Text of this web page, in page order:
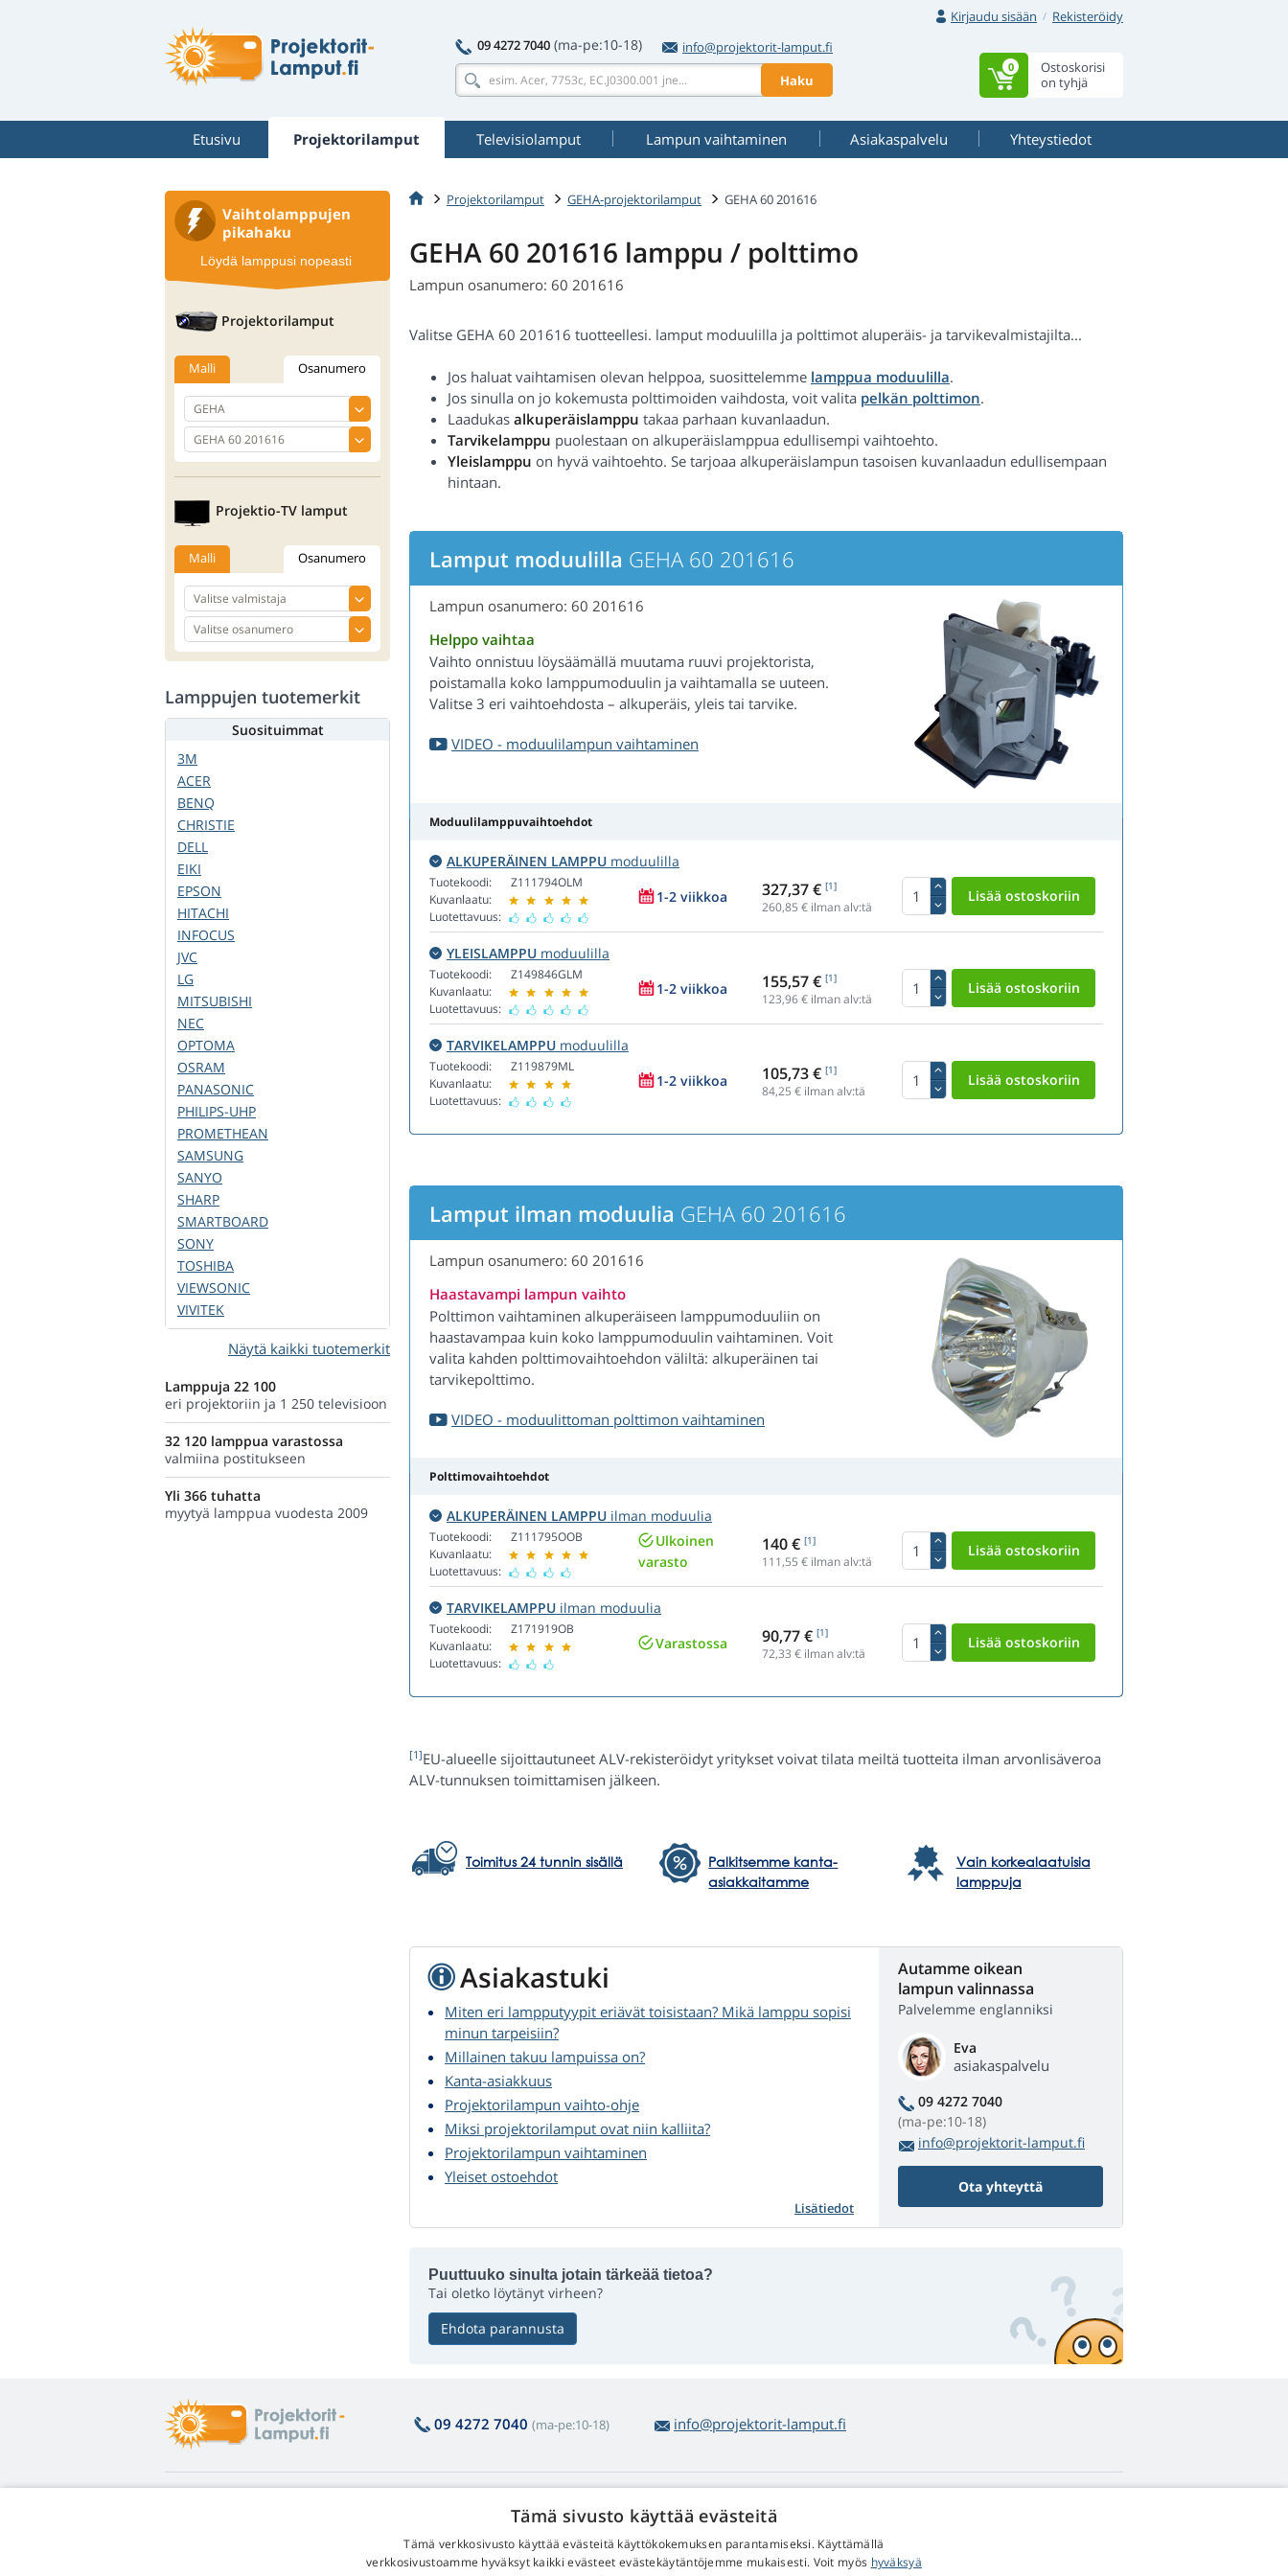
Kirjaudu sisään
Rekisteröidy
09 4272 7040 (ma-pe:10-18)
info@projektorit-lamput.fi
Haku
Ostoskorisi
on tyhjä
0
Etusivu Projektorilamput Televisiolamput Lampun vaihtaminen Asiakaspalvelu Yhteystiedot
Projektorilamput GEHA-projektorilamput GEHA 60 201616
GEHA 60 201616 lamppu / polttimo
Lampun osanumero: 60 201616
Valitse GEHA 60 201616 tuotteellesi. lamput moduulilla ja polttimot aluperäis- ja tarvikevalmistajilta...
Jos haluat vaihtamisen olevan helppoa, suosittelemme lamppua moduulilla.
Jos sinulla on jo kokemusta polttimoiden vaihdosta, voit valita pelkän polttimon.
Laadukas alkuperäislamppu takaa parhaan kuvanlaadun.
Tarvikelamppu puolestaan on alkuperäislamppua edullisempi vaihtoehto.
Yleislamppu on hyvä vaihtoehto. Se tarjoaa alkuperäislampun tasoisen kuvanlaadun edullisempaan
hintaan.
Lamput moduulilla GEHA 60 201616
Lampun osanumero: 60 201616
Helppo vaihtaa
Vaihto onnistuu löysäämällä muutama ruuvi projektorista,
poistamalla koko lamppumoduulin ja vaihtamalla se uuteen.
Valitse 3 eri vaihtoehdosta – alkuperäis, yleis tai tarvike.
VIDEO - moduulilampun vaihtaminen
Moduulilamppuvaihtoehdot
ALKUPERÄINEN LAMPPU moduulilla
Tuotekoodi:
Kuvanlaatu:
Luotettavuus:
Z111794OLM
1-2 viikkoa 327,37 € [1]
260,85 € ilman alv:tä
YLEISLAMPPU moduulilla
Tuotekoodi:
Kuvanlaatu:
Luotettavuus:
Z149846GLM
1-2 viikkoa 155,57 € [1]
123,96€ ilman alv:tä
TARVIKELAMPPU moduulilla
Tuotekoodi:
Kuvanlaatu:
Luotettavuus:
Z119879ML
1-2 viikkoa 105,73 € [1]
84,25 € ilman alv:tä
Lamput ilman moduulia GEHA 60 201616
Lampun osanumero: 60 201616
Haastavampi lampun vaihto
Polttimon vaihtaminen alkuperäiseen lamppumoduuliin on
haastavampaa kuin koko lamppumoduulin vaihtaminen. Voit
valita kahden polttimovaihtoehdon väliltä: alkuperäinen tai
tarvikepolttimo.
VIDEO - moduulittoman polttimon vaihtaminen
Polttimovaihtoehdot
ALKUPERÄINEN LAMPPU ilman moduulia
Tuotekoodi:
Kuvanlaatu:
Luotettavuus:
Z111795OOB
Ulkoinen
varasto
140 € [1]
111,55 € ilman alv:tä
TARVIKELAMPPU ilman moduulia
Tuotekoodi:
Kuvanlaatu:
Luotettavuus:
Z171919OB
Varastossa 90,77 € [1]
72,33 € ilman alv:tä
[1]EU-alueelle sijoittautuneet ALV-rekisteröidyt yritykset voivat tilata meiltä tuotteita ilman arvonlisäveroa
ALV-tunnuksen toimittamisen jälkeen.
Toimitus 24 tunnin sisällä
Palkitsemme kanta-
asiakkaitamme
Vain korkealaatuisia
lamppuja
Asiakastuki
Miten eri lampputyypit eriävät toisistaan? Mikä lamppu sopisi
minun tarpeisiin?
Millainen takuu lampuissa on?
Kanta-asiakkuus
Projektorilampun vaihto-ohje
Miksi projektorilamput ovat niin kalliita?
Projektorilampun vaihtaminen
Yleiset ostoehdot
Lisätiedot
Autamme oikean
lampun valinnassa
Palvelemme englanniksi
Eva
asiakaspalvelu
09 4272 7040
(ma-pe:10-18)
info@projektorit-lamput.fi
Ota yhteyttä
Puuttuuko sinulta jotain tärkeää tietoa?
Tai oletko löytänyt virheen?
Ehdota parannusta
Vaihtolamppujen
pikahaku
Löydä lamppusi nopeasti
Projektorilamput
Malli Osanumero
Projektio-TV lamput
Malli Osanumero
Lamppujen tuotemerkit
Suosituimmat
3M
ACER
BENQ
CHRISTIE
DELL
EIKI
EPSON
HITACHI
INFOCUS
JVC
LG
MITSUBISHI
NEC
OPTOMA
OSRAM
PANASONIC
PHILIPS-UHP
PROMETHEAN
SAMSUNG
SANYO
SHARP
SMARTBOARD
SONY
TOSHIBA
VIEWSONIC
VIVITEK
Näytä kaikki tuotemerkit
Lamppuja 22 100
eri projektoriin ja 1 250 televisioon
32 120 lamppua varastossa
valmiina postitukseen
Yli 366 tuhatta
myytyä lamppua vuodesta 2009
09 4272 7040 (ma-pe:10-18) info@projektorit-lamput.fi
Palautus ja reklamaatiot
Helppo tuotepalautus
Yhteystiedot
Henkilötietojesi käsittelystä
Tämä sivusto käyttää evästeitä
Tämä verkkosivusto käyttää evästeitä käyttökokemuksen parantamiseksi. Käyttämällä
verkkosivustoamme hyväksyt kaikki evästeet evästekäytäntöjemme mukaisesti. Voit myös hyväksyä